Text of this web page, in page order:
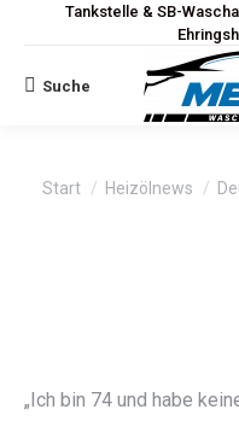
Tankstelle & SB-
Search:
Suche
Sie befinden sich hier:
Start Heizölnews
„Ich bin 74 und habe